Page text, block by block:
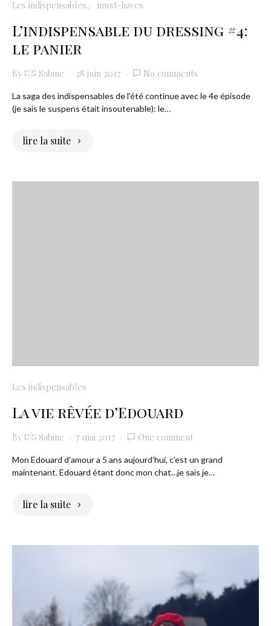
Les indispensables must-haves
L’indispensable du dressing #4:
le panier
By Sabine 28 juin 2017 No comments
La saga des indispensables de l’été continue avec le 4e épisode
(je sais le suspens était insoutenable): le…
lire la suite
Les indispensables
La vie rêvée d’Edouard
By Sabine 7 mai 2017 One comment
Mon Edouard d’amour a 5 ans aujourd’hui, c’est un grand
maintenant. Edouard étant donc mon chat…je sais je…
lire la suite